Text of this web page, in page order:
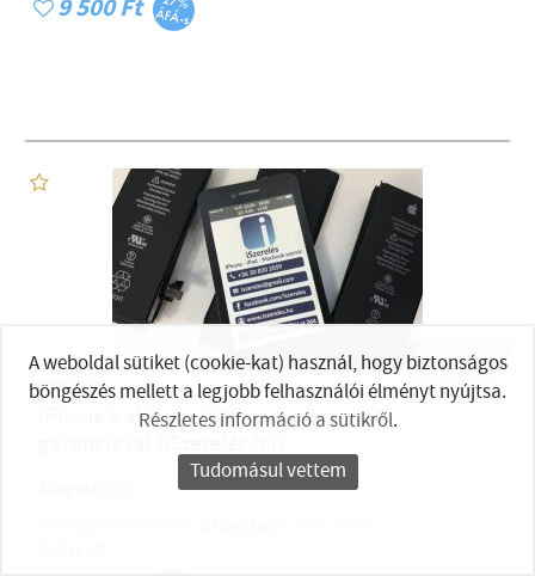
9 500 Ft
ÚJ TERMÉK
2026.07.31
iPhone szerviz
iPhone 6 akkumulátor csere azonnal,
A weboldal sütiket (cookie-kat) használ, hogy biztonságos
böngészés mellett a legjobb felhasználói élményt nyújtsa.
Részletes információ a sütikről.
Tudomásul vettem